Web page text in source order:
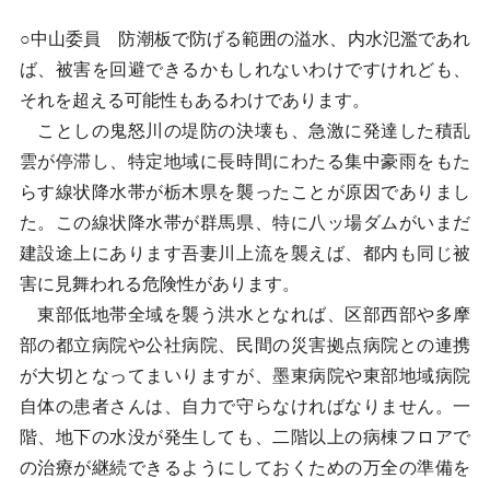
○中山委員 防潮板で防げる範囲の溢水、内水氾濫であれ
ば、被害を回避できるかもしれないわけですけれども、
それを超える可能性もあるわけであります。
ことしの鬼怒川の堤防の決壊も、急激に発達した積乱
雲が停滞し、特定地域に長時間にわたる集中豪雨をもた
らす線状降水帯が栃木県を襲ったことが原因でありまし
た。この線状降水帯が群馬県、特に八ッ場ダムがいまだ
建設途上にあります吾妻川上流を襲えば、都内も同じ被
害に見舞われる危険性があります。
東部低地帯全域を襲う洪水となれば、区部西部や多摩
部の都立病院や公社病院、民間の災害拠点病院との連携
が大切となってまいりますが、墨東病院や東部地域病院
自体の患者さんは、自力で守らなければなりません。一
階、地下の水没が発生しても、二階以上の病棟フロアで
の治療が継続できるようにしておくための万全の準備を